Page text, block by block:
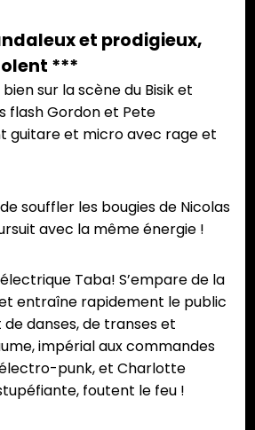
et prodigieux,
***
sur la scène du Bisik et
flash Gordon et Pete
guitare et micro avec rage et
souffler les bougies de Nicolas
avec la même énergie !
Taba! S’empare de la
entraîne rapidement le public
danses, de transes et
impérial aux commandes
punk, et Charlotte
foutent le feu !